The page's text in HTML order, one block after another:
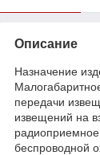
Описание
Назначение
передачи
извещений на
беспроводной